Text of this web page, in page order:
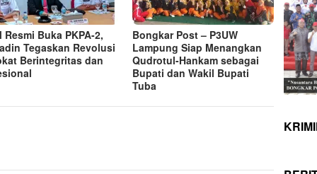
Resmi Buka PKPA-2,
Tegaskan Revolusi
Berintegritas dan
Bongkar Post – P3UW
Lampung Siap Menangkan
Qudrotul-Hankam sebagai
Bupati dan Wakil Bupati
Tuba